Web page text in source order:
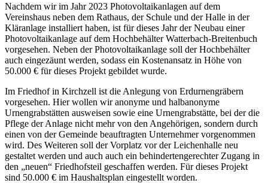
Nachdem wir im Jahr 2023 Photovoltaikanlagen auf dem
Vereinshaus neben dem Rathaus, der Schule und der Halle in der
Kläranlage installiert haben, ist für dieses Jahr der Neubau einer
Photovoltaikanlage auf dem Hochbehälter Watterbach-Breitenbuch
vorgesehen. Neben der Photovoltaikanlage soll der Hochbehälter
auch eingezäunt werden, sodass ein Kostenansatz in Höhe von
50.000 € für dieses Projekt gebildet wurde.
Im Friedhof in Kirchzell ist die Anlegung von Erdurnengräbern
vorgesehen. Hier wollen wir anonyme und halbanonyme
Urnengrabstätten ausweisen sowie eine Urnengrabstätte, bei der die
Pflege der Anlage nicht mehr von den Angehörigen, sondern durch
einen von der Gemeinde beauftragten Unternehmer vorgenommen
wird. Des Weiteren soll der Vorplatz vor der Leichenhalle neu
gestaltet werden und auch auch ein behindertengerechter Zugang in
den „neuen“ Friedhofsteil geschaffen werden. Für dieses Projekt
sind 50.000 € im Haushaltsplan eingestellt worden.